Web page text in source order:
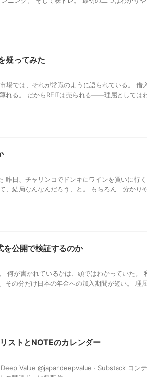
疑ってみた
場では、それが常識のように語られている。 借
れる。 だからREITは売られる——理屈としては
昨日、チャリンコでドンキにワインを買いに行
、結局なんなんだろう、と。 もちろん、分かり
を公開で検証するのか
何が書かれているかは、頭ではわかっていた。
その分だけ日本の年金への加入期間が短い。 理
ストとNOTEのカレンダー
Value @japandeepvalue · Substack コン